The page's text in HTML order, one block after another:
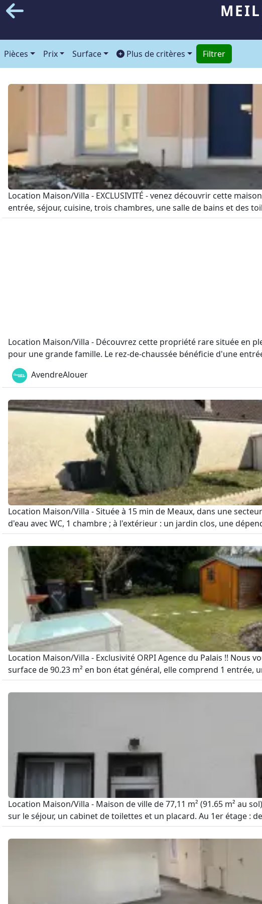
Pièces Prix Surface Plus de critères Filtrer
Location Maison/Villa - EXCLUSIVITÉ - venez découvrir cette
entrée, séjour, cuisine, trois chambres, une salle de bains et des
Location Maison/Villa - Découvrez cette propriété rare située en
pour une grande famille. Le rez-de-chaussée bénéficie d'une
AvendreAlouer
Location Maison/Villa - Située à 15 min de Meaux, dans une
d'eau avec WC, 1 chambre ; à l'extérieur : un jardin clos, une
Location Maison/Villa - Exclusivité ORPI Agence du Palais !!
surface de 90.23 m² en bon état général, elle comprend 1 entrée,
Location Maison/Villa - Maison de ville de 77,11 m² (91.65 m² au
sur le séjour, un cabinet de toilettes et un placard. Au 1er étage :